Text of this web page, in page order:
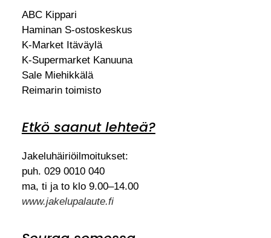
ABC Kippari
Haminan S-ostoskeskus
K-Market Itäväylä
K-Supermarket Kanuuna
Sale Miehikkälä
Reimarin toimisto
Etkö saanut lehteä?
Jakeluhäiriöilmoitukset:
puh. 029 0010 040
ma, ti ja to klo 9.00–14.00
www.jakelupalaute.fi